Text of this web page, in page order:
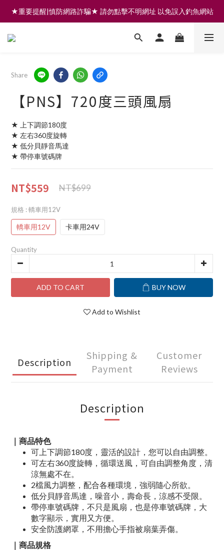
註冊會員享200元購物金 | 全館滿999免運 | 可門市取貨/安裝
★重要提醒|慎防網路詐騙★ 請勿點擊不明網址 以免誤入釣魚網站
註冊會員享200元購物金 | 全館滿999免運 | 可門市取貨/安裝
Share
【PNS】720度三頭風扇
★ 上下調節180度
★ 左右360度旋轉
★ 低分貝靜音馬達
★ 帶停車號碼牌
NT$559 NT$699
規格 : 轎車用12V
轎車用12V 卡車用24V
Quantity
ADD TO CART BUY NOW
Add to Wishlist
Description
Shipping &
Payment
Customer
Reviews
Description
｜商品特色
可上下調節180度，靈活的設計，您可以自由調整。
可左右360度旋轉，循環送風，可自由調整角度，清
涼無處不在。
2檔風力調整，配合各種環境，強弱隨心所欲。
低分貝靜音馬達，噪音小，壽命長，涼感不受限。
帶停車號碼牌，不只是風扇，也是停車號碼牌，大
數字顯示，實用又方便。
安全防護網罩，不用擔心手指被扇葉弄傷。
｜商品規格